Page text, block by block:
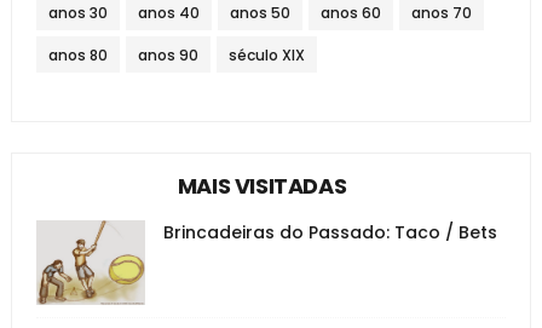
anos 30 anos 40 anos 50 anos 60 anos 70
anos 80 anos 90 século XIX
MAIS VISITADAS
Brincadeiras do Passado: Taco / Bets